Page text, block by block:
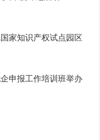
家知识产权试点园区
申报工作培训班举办